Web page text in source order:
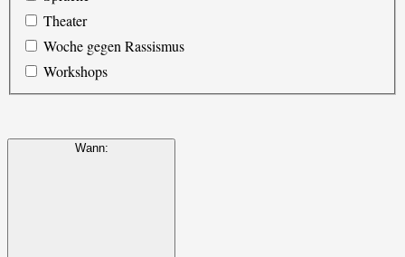
Theater
Woche gegen Rassismus
Workshops
Wann: